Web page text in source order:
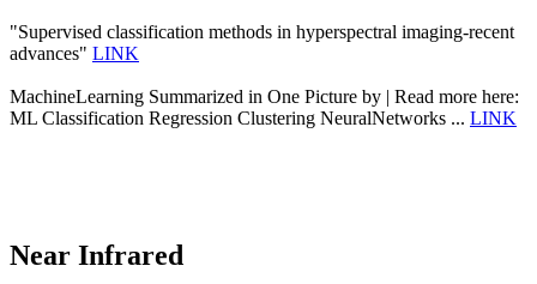
"Supervised classification methods in hyperspectral imaging-recent
advances" LINK
MachineLearning Summarized in One Picture by | Read more here:
ML Classification Regression Clustering NeuralNetworks ... LINK
Near Infrared